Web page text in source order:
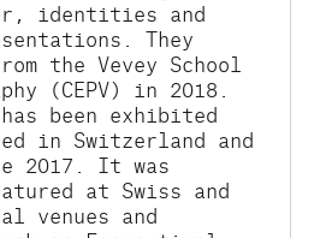
identities and
They
the Vevey School
(CEPV) in 2018.
been exhibited
in Switzerland and
2017. It was
at Swiss and
venues and